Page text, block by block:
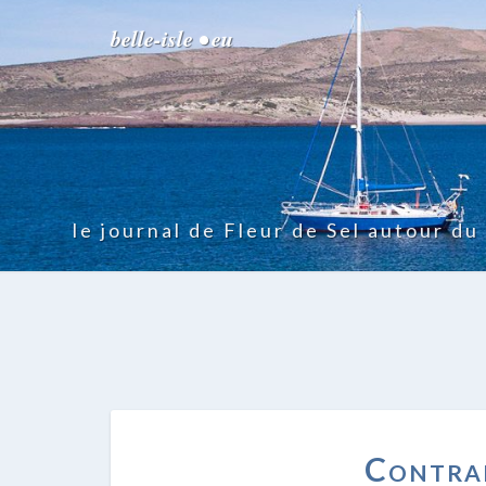
belle-isle • eu
le journal de Fleur de Sel autour du